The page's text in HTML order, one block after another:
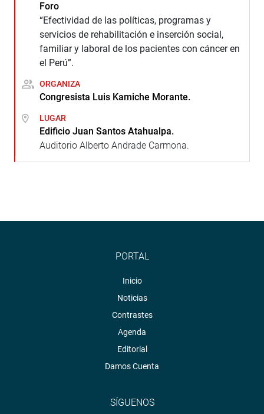
Foro
“Efectividad de las políticas, programas y
servicios de rehabilitación e inserción social,
familiar y laboral de los pacientes con cáncer en
el Perú”.
ORGANIZA
Congresista Luis Kamiche Morante.
LUGAR
Edificio Juan Santos Atahualpa.
Auditorio Alberto Andrade Carmona.
PORTAL
Inicio
Noticias
Contrastes
Agenda
Editorial
Damos Cuenta
SÍGUENOS